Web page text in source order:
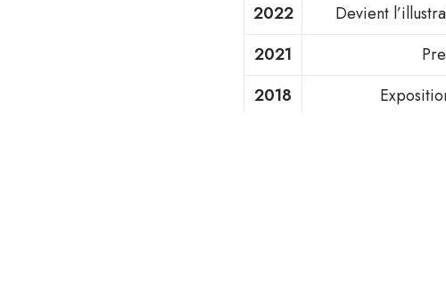
2022
Devient
2021
2018